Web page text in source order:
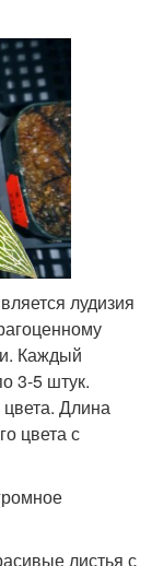
лудизия
Каждый
3-5 штук.
Длина
цвета с
листья с